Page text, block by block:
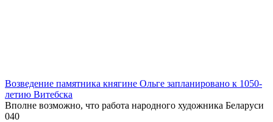
Возведение памятника княгине Ольге запланировано к 1050-
летию Витебска
Вполне возможно, что работа народного художника Беларуси
040